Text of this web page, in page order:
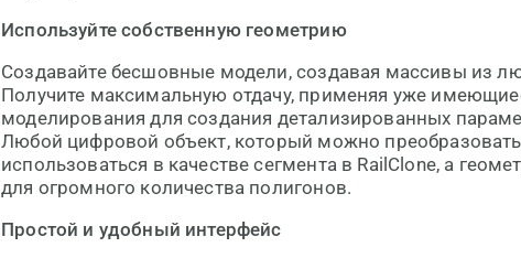
Используйте собственную геометрию
Создавайте бесшовные модели, создавая массивы из
Получите максимальную отдачу, применяя уже
моделирования для создания детализированных
Любой цифровой объект, который можно
использоваться в качестве сегмента в RailClone, а
для огромного количества полигонов.
Простой и удобный интерфейс